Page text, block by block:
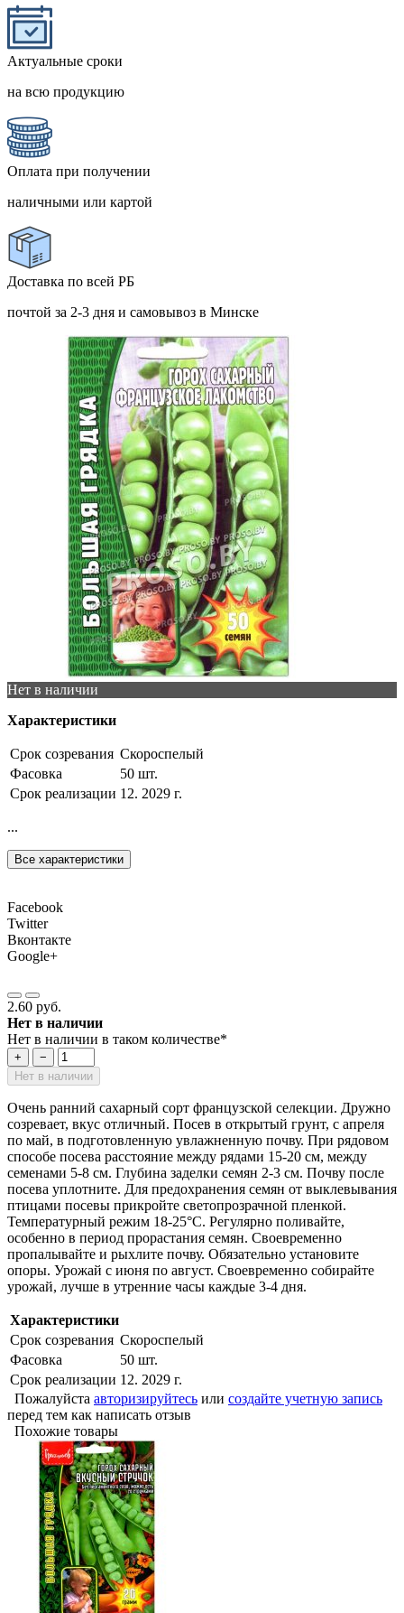
Актуальные сроки
на всю продукцию
Оплата при получении
наличными или картой
Доставка по всей РБ
почтой за 2-3 дня и самовывоз в Минске
Нет в наличии
Характеристики
Срок созревания Скороспелый
Фасовка
50 шт.
Срок реализации 12. 2029 г.
...
Все характеристики
Facebook
Twitter
Вконтакте
Google+
2.60 руб.
Нет в наличии
Нет в наличии в таком количестве*
+
−
Нет в наличии
Очень ранний сахарный сорт французской селекции. Дружно
созревает, вкус отличный. Посев в открытый грунт, с апреля
по май, в подготовленную увлажненную почву. При рядовом
способе посева расстояние между рядами 15-20 см, между
семенами 5-8 см. Глубина заделки семян 2-3 см. Почву после
посева уплотните. Для предохранения семян от выклевывания
птицами посевы прикройте светопрозрачной пленкой.
Температурный режим 18-25°С. Регулярно поливайте,
особенно в период прорастания семян. Своевременно
пропалывайте и рыхлите почву. Обязательно установите
опоры. Урожай с июня по август. Своевременно собирайте
урожай, лучше в утренние часы каждые 3-4 дня.
Характеристики
Срок созревания Скороспелый
Фасовка
50 шт.
Срок реализации 12. 2029 г.
Пожалуйста авторизируйтесь или создайте учетную запись
перед тем как написать отзыв
Похожие товары